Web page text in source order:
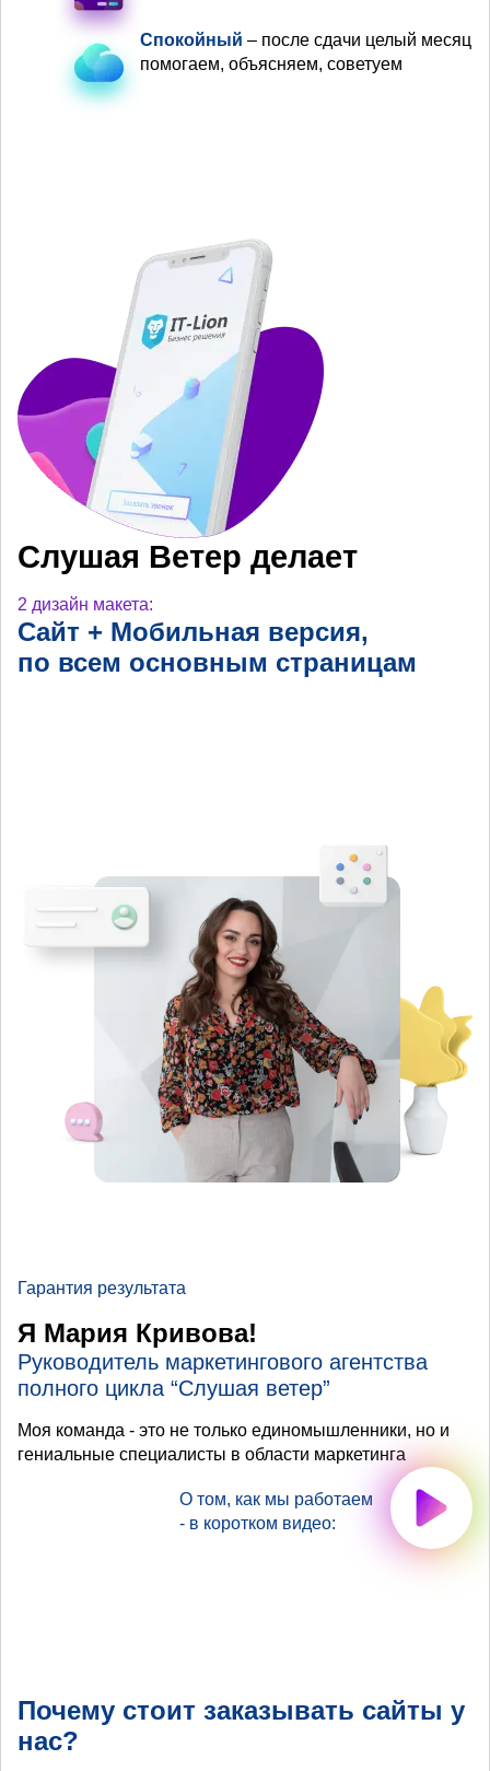
Спокойный – после сдачи целый месяц
помогаем, объясняем, советуем
Слушая Ветер делает
2 дизайн макета:
Сайт + Мобильная версия,
по всем основным страницам
Гарантия результата
Я Мария Кривова!
Руководитель маркетингового агентства
полного цикла “Слушая ветер”
Моя команда - это не только единомышленники, но и
гениальные специалисты в области маркетинга
О том, как мы работаем
- в коротком видео:
Почему стоит заказывать сайты у
нас?